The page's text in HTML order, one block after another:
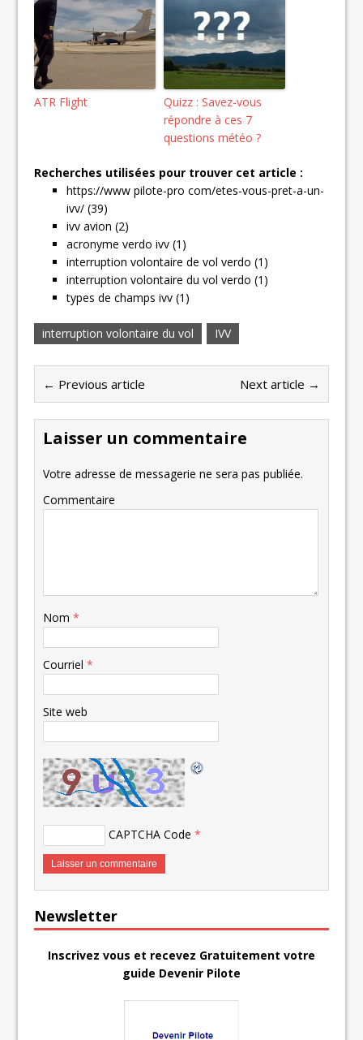
ATR Flight
Quizz : Savez-vous
répondre à ces 7
questions météo ?
Recherches utilisées pour trouver cet article :
https://www pilote-pro com/etes-vous-pret-a-un-
ivv/ (39)
ivv avion (2)
acronyme verdo ivv (1)
interruption volontaire de vol verdo (1)
interruption volontaire du vol verdo (1)
types de champs ivv (1)
interruption volontaire du vol IVV
← Previous article Next article →
Laisser un commentaire
Votre adresse de messagerie ne sera pas publiée.
Commentaire
Nom*
Courriel*
Site web
CAPTCHA Code *
Newsletter
Inscrivez vous et recevez Gratuitement votre
guide Devenir Pilote